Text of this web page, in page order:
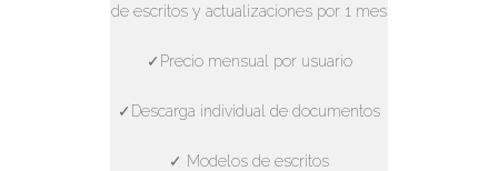
de escritos y actualizaciones por 1 mes
✓Precio mensual por usuario
✓Descarga individual de documentos
✓ Modelos de escritos